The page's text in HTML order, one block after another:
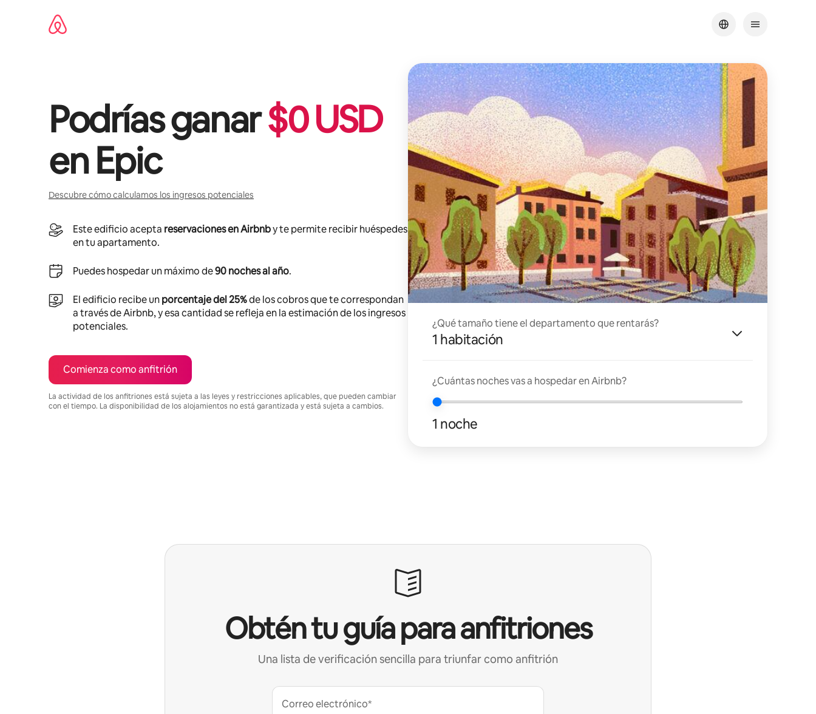
Podrías ganar$0USD
enEpic
Descubre cómo calculamos los ingresos potenciales
Este edificio acepta reservaciones en Airbnby te permite recibir huéspedes
en tu apartamento.
Puedes hospedar un máximo de90 noches al año.
El edificio recibe unporcentaje del 25%de los cobros que te correspondan
a través de Airbnb, y esa cantidad se refleja en la estimación de los ingresos
potenciales.
Comienza como anfitrión
La actividad de los anfitriones está sujeta a las leyes y restricciones aplicables, que pueden cambiar
con el tiempo. La disponibilidad de los alojamientos no está garantizada y está sujeta a cambios.
¿Qué tamaño tiene el departamento que rentarás?
1 habitación
¿Cuántas noches vas a hospedar en Airbnb?
1 noche
Obtén tu guía para anfitriones
Una lista de verificación sencilla para triunfar como anfitrión
Correo electrónico*